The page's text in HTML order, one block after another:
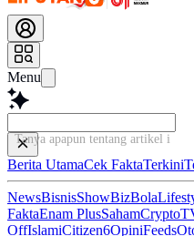
Menu
Tanya apapun tentang artikel ini...
Berita UtamaCek FaktaTerkini
NewsBisnisShowBizBola
FaktaEnam PlusSahamCrypto
OffIslamiCitizen6OpiniFeeds